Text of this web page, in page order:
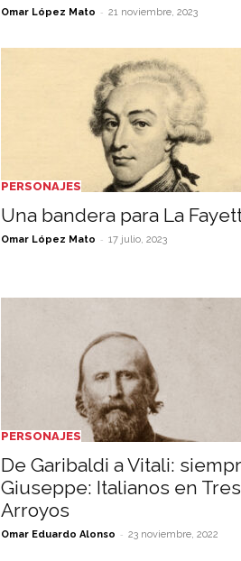
Omar López Mato - 21 noviembre, 2023
PERSONAJES
Una bandera para La
Omar López Mato - 17 julio, 2023
PERSONAJES
De Garibaldi a Vitali:
Giuseppe: Italianos en Tres
Arroyos
Omar Eduardo Alonso - 23 noviembre, 2022